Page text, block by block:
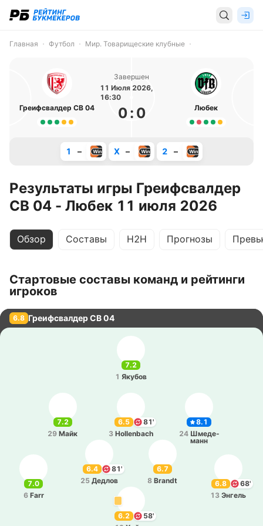
Главная Футбол Мир. Товарищеские клубные
Греифсвалдер СВ 04
Завершен
11 Июля 2026,
16:30
0: 0 Любек
1 – X – 2 –
Результаты игры Греифсвалдер
СВ 04 - Любек 11 июля 2026
Обзор Составы H2H Прогнозы
Стартовые составы команд и рейтинги
игроков
6.8 Греифсвалдер СВ 04
7.2
1 Якубов
7.2
29 Майк
6.5
81'
3 Hollenbach
8.1
24 Шме­де­
манн
6.8
68'
13 Энгель
6.4
81'
25 Дедлов
6.2
58'
6.7
8 Brandt
7.0
6 Farr